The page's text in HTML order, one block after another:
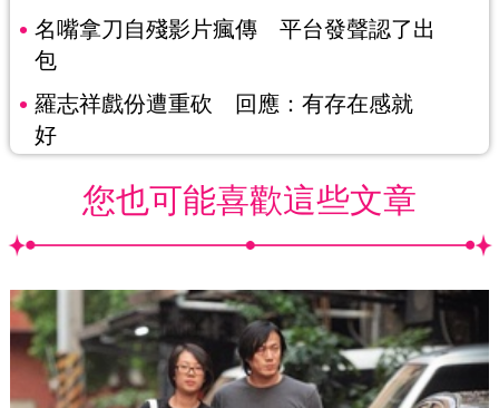
名嘴拿刀自殘影片瘋傳 平台發聲認了出
包
羅志祥戲份遭重砍 回應：有存在感就
好
您也可能喜歡這些文章